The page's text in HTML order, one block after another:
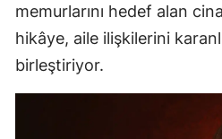
memurlarını hedef alan
hikâye, aile ilişkilerini
birleştiriyor.